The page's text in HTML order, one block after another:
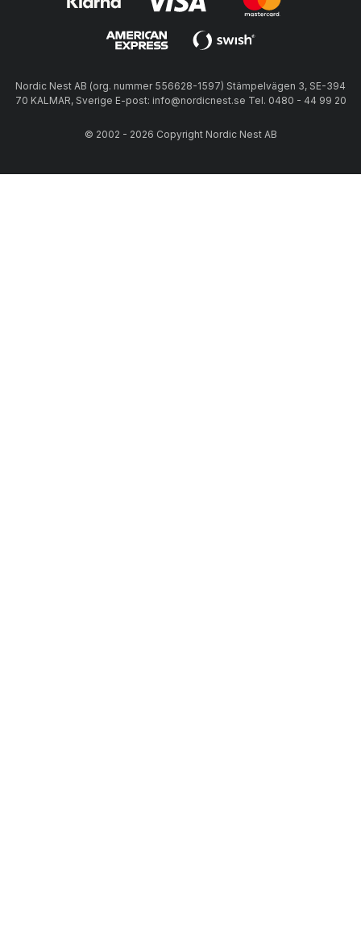
Nordic Nest AB (org. nummer 556628-1597) Stämpelvägen 3, SE-394
70 KALMAR, Sverige E-post: info@nordicnest.se Tel. 0480 - 44 99 20
© 2002 - 2026 Copyright Nordic Nest AB